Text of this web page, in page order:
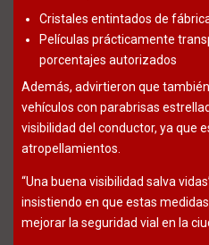
Cristales entintados de
Películas prácticamente
porcentajes autorizados
Además, advirtieron que
vehículos con parabrisas
visibilidad del conductor, ya que
atropellamientos.
“Una buena visibilidad salva
insistiendo en que estas
mejorar la seguridad vial en la